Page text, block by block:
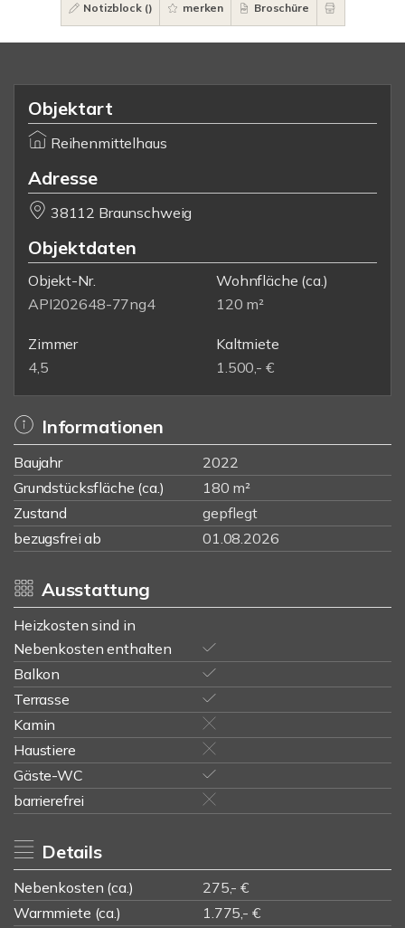
Notizblock () merken Broschüre
Objektart
Reihenmittelhaus
Adresse
38112 Braunschweig
Objektdaten
Objekt-Nr.
API202648-77ng4
Wohnfläche (ca.)
120 m²
Zimmer
4,5
Kaltmiete
1.500,- €
Informationen
Baujahr
2022
Grundstücksfläche (ca.)
180 m²
Zustand
gepflegt
bezugsfrei ab
01.08.2026
Ausstattung
Heizkosten sind in
Nebenkosten enthalten
Balkon
Terrasse
Kamin
Haustiere
Gäste-WC
barrierefrei
Details
Nebenkosten (ca.)
275,- €
Warmmiete (ca.)
1.775,- €